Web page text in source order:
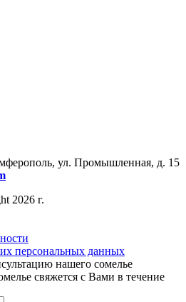
ул. Промышленная, д. 15
2026 г.
персональных данных
нашего сомелье
свяжется с Вами в течение